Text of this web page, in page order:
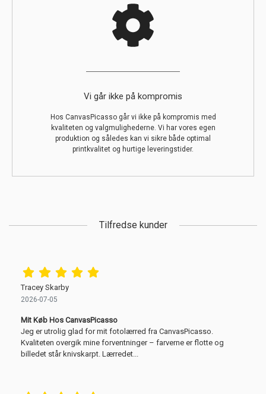
Vi går ikke på kompromis
Hos CanvasPicasso går vi ikke på kompromis med
kvaliteten og valgmulighederne. Vi har vores egen
produktion og således kan vi sikre både optimal
printkvalitet og hurtige leveringstider.
Tilfredse kunder
Tracey Skarby
2026-07-05
Mit Køb Hos CanvasPicasso
Jeg er utrolig glad for mit fotolærred fra CanvasPicasso.
Kvaliteten overgik mine forventninger – farverne er flotte og
billedet står knivskarpt. Lærredet...